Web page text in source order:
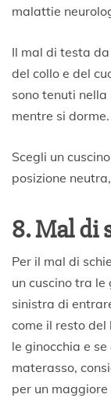
malattie
Il mal di testa
del collo e del
sono tenuti
mentre si dorme.
Scegli un
posizione
8. Mal di
Per il mal di
un cuscino tra
sinistra di
come il resto del
le ginocchia e
materasso,
per un